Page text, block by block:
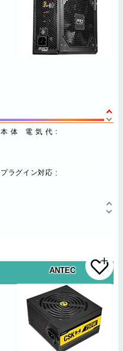
本体 電気代
プラグイン対応
ANTEC